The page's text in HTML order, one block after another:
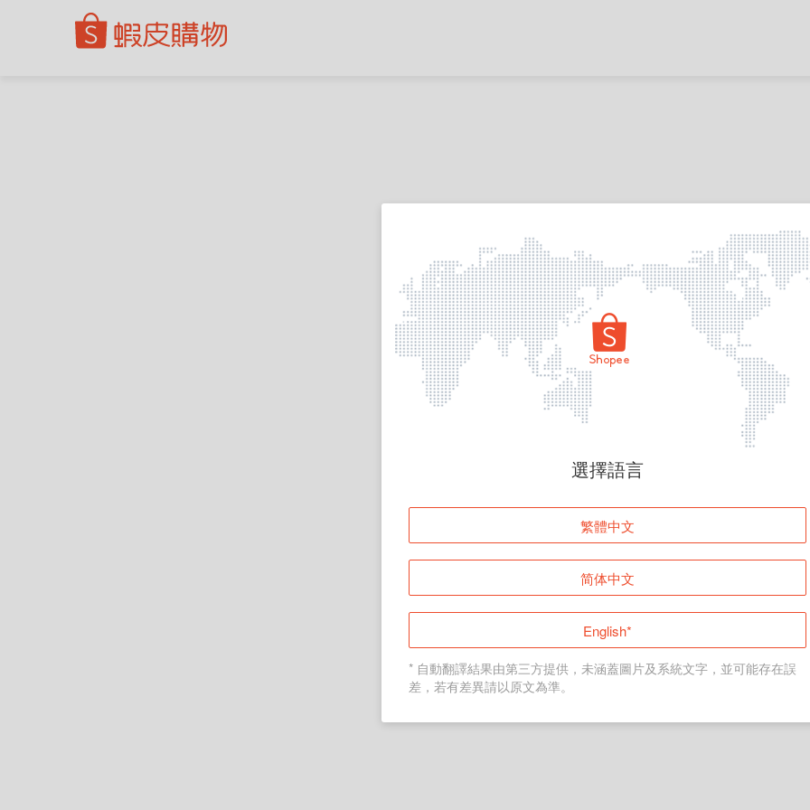
頁面無法顯示
登入
返回首頁
選擇語言
繁體中文
简体中文
English*
* 自動翻譯結果由第三方提供，未涵蓋圖片及系統文字，並可能存在誤
差，若有差異請以原文為準。